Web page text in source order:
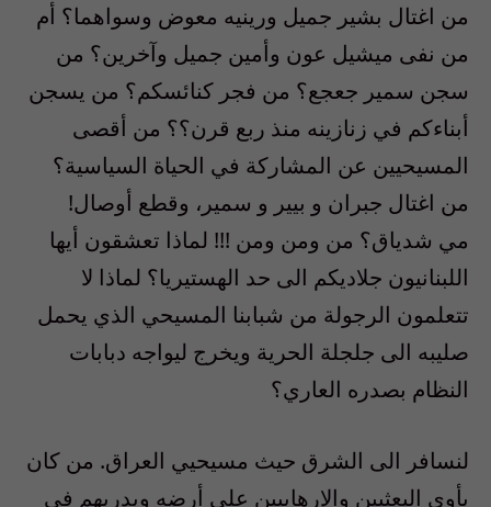
من اغتال بشير جميل ورينيه معوض وسواهما؟ أم
من نفى ميشيل عون وأمين جميل وآخرين؟ من
سجن سمير جعجع؟ من فجر كنائسكم؟ من يسجن
أبناءكم في زنازينه منذ ربع قرن؟؟ من أقصى
المسيحيين عن المشاركة في الحياة السياسية؟
من اغتال جبران و بيير و سمير، وقطع أوصال!
مي شدياق؟ من ومن ومن !!! لماذا تعشقون أيها
اللبنانيون جلاديكم الى حد الهستيريا؟ لماذا لا
تتعلمون الرجولة من شبابنا المسيحي الذي يحمل
صليبه الى جلجلة الحرية ويخرج ليواجه دبابات
النظام بصدره العاري؟
لنسافر الى الشرق حيث مسيحيي العراق. من كان
يأوي البعثيين والإرهابيين على أرضه ويدربهم في